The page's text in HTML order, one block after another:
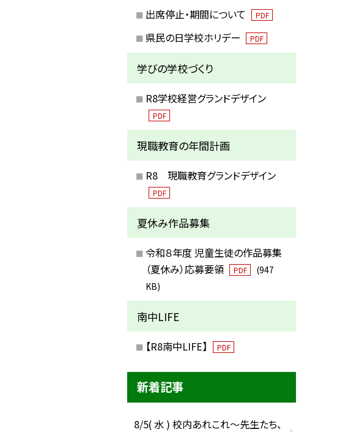
出席停止・期間について PDF
県民の日学校ホリデー PDF
学びの学校づくり
R8学校経営グランドデザイン
PDF
現職教育の年間計画
R8 現職教育グランドデザイン
PDF
夏休み作品募集
令和８年度 児童生徒の作品募集
（夏休み）応募要領
PDF
(947
KB)
南中LIFE
【R8南中LIFE】 PDF
新着記事
8/5( 水 ) 校内あれこれ〜先生たち、